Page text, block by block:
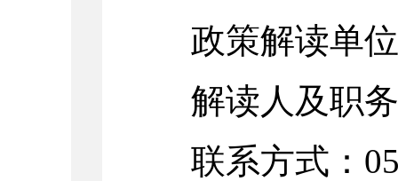
政策解读单
解读人及职
联系方式：